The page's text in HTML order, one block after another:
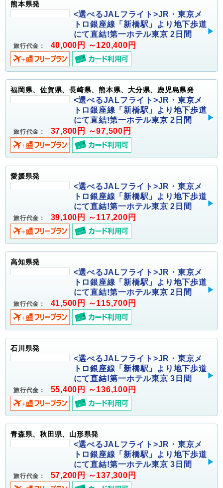
熊本県発
<選べるJALフライト>JR・東京メ
トロ銀座線「新橋駅」より地下歩道
にて直結!第一ホテル東京 2日間
旅行代金： 40,000円 ～120,400円
福岡県、佐賀県、長崎県、熊本県、大分県、鹿児島県発
<選べるJALフライト>JR・東京メ
トロ銀座線「新橋駅」より地下歩道
にて直結!第一ホテル東京 2日間
旅行代金： 37,800円 ～97,500円
愛媛県発
<選べるJALフライト>JR・東京メ
トロ銀座線「新橋駅」より地下歩道
にて直結!第一ホテル東京 2日間
旅行代金： 39,100円 ～117,200円
高知県発
<選べるJALフライト>JR・東京メ
トロ銀座線「新橋駅」より地下歩道
にて直結!第一ホテル東京 2日間
旅行代金： 41,500円 ～115,700円
石川県発
<選べるJALフライト>JR・東京メ
トロ銀座線「新橋駅」より地下歩道
にて直結!第一ホテル東京 3日間
旅行代金： 55,400円 ～136,100円
青森県、秋田県、山形県発
<選べるJALフライト>JR・東京メ
トロ銀座線「新橋駅」より地下歩道
にて直結!第一ホテル東京 3日間
旅行代金： 57,200円 ～137,300円